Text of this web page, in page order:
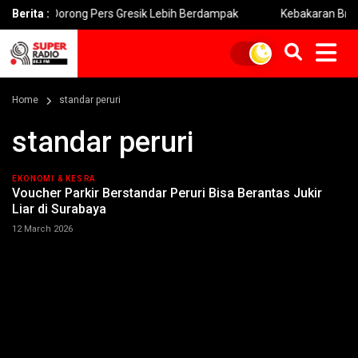
Berita :
Dorong Pers Gresik Lebih Berdampak Kebakaran Bromo
Home standar peruri
standar peruri
EKONOMI & KESRA
Voucher Parkir Berstandar Peruri Bisa Berantas Jukir
Liar di Surabaya
12 March 2026